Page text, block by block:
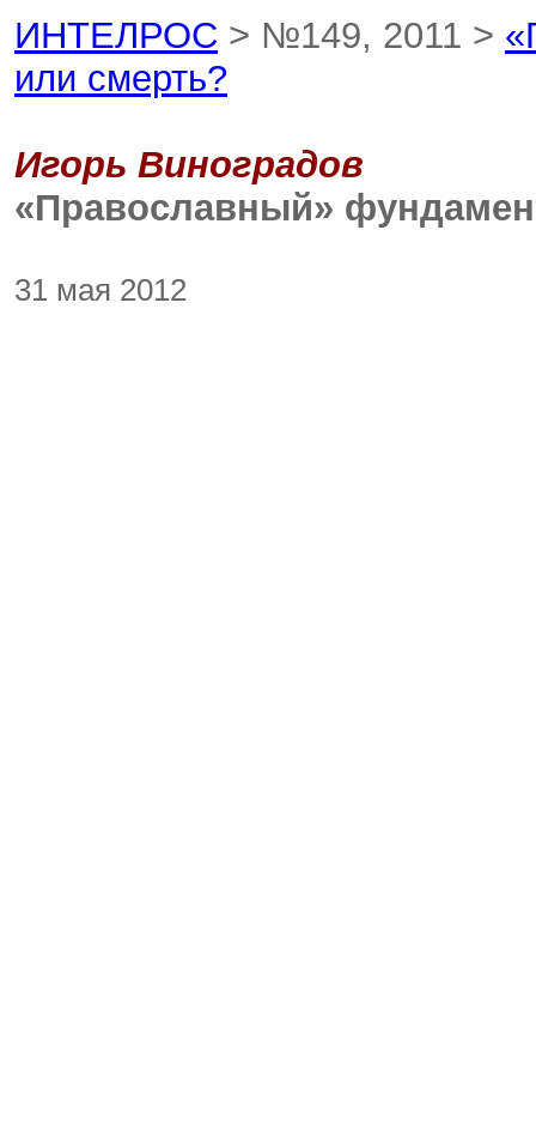
ИНТЕЛРОС > №149, 2011 >
или смерть?
Игорь Виноградов
«Православный»
31 мая 2012